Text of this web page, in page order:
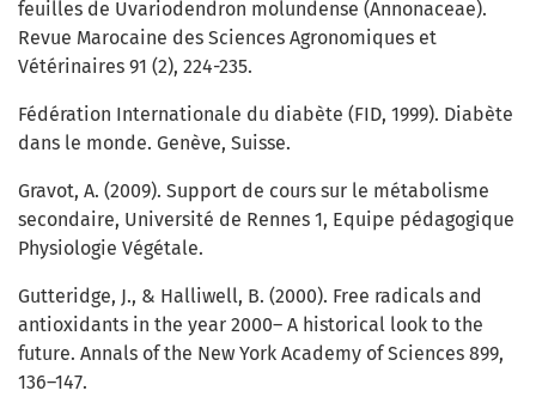
feuilles de Uvariodendron molundense (Annonaceae).
Revue Marocaine des Sciences Agronomiques et
Vétérinaires 91 (2), 224-235.
Fédération Internationale du diabète (FID, 1999). Diabète
dans le monde. Genève, Suisse.
Gravot, A. (2009). Support de cours sur le métabolisme
secondaire, Université de Rennes 1, Equipe pédagogique
Physiologie Végétale.
Gutteridge, J., & Halliwell, B. (2000). Free radicals and
antioxidants in the year 2000– A historical look to the
future. Annals of the New York Academy of Sciences 899,
136–147.